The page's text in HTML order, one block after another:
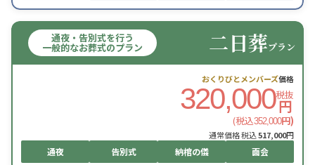
通夜・告別式を行う
一般的なお葬式のプラン 二日葬プラン
おくりびとメンバーズ価格
320,000税抜
円
(税込352,000円)
通常価格 税込517,000円
通夜 告別式 納棺の儀 面会